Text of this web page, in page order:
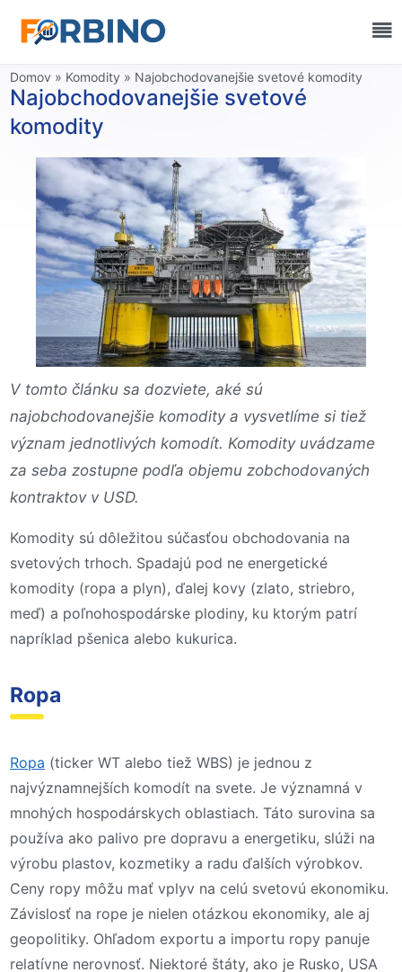
Domov » Komodity » Najobchodovanejšie svetové komodity
Najobchodovanejšie svetové
komodity
V tomto článku sa dozviete, aké sú
najobchodovanejšie komodity a vysvetlíme si tiež
význam jednotlivých komodít. Komodity uvádzame
za seba zostupne podľa objemu zobchodovaných
kontraktov v USD.
Komodity sú dôležitou súčasťou obchodovania na
svetových trhoch. Spadajú pod ne energetické
komodity (ropa a plyn), ďalej kovy (zlato, striebro,
meď) a poľnohospodárske plodiny, ku ktorým patrí
napríklad pšenica alebo kukurica.
Ropa
Ropa (ticker WT alebo tiež WBS) je jednou z
najvýznamnejších komodít na svete. Je významná v
mnohých hospodárskych oblastiach. Táto surovina sa
používa ako palivo pre dopravu a energetiku, slúži na
výrobu plastov, kozmetiky a radu ďalších výrobkov.
Ceny ropy môžu mať vplyv na celú svetovú ekonomiku.
Závislosť na rope je nielen otázkou ekonomiky, ale aj
geopolitiky. Ohľadom exportu a importu ropy panuje
relatívne nerovnosť. Niektoré štáty, ako je Rusko, USA